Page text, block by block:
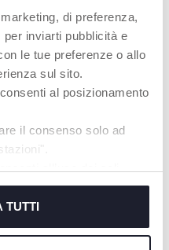
di preferenza,
inviarti pubblicità e
le tue preferenze o allo
sul sito.
al posizionamento
il consenso solo ad
fruire del servizio
TUTTI
Coccodrillo prime attività